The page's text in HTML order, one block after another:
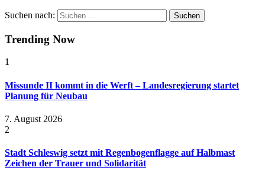
Suchen nach:
Trending Now
1
Missunde II kommt in die Werft – Landesregierung startet
Planung für Neubau
7. August 2026
2
Stadt Schleswig setzt mit Regenbogenflagge auf Halbmast
Zeichen der Trauer und Solidarität